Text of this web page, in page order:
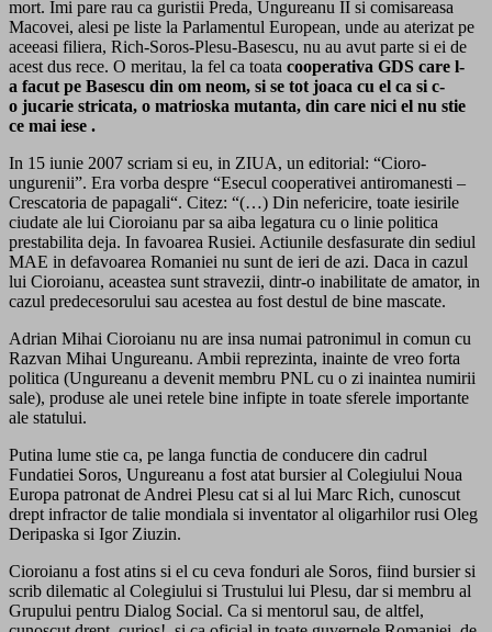
mort. Imi pare rau ca guristii Preda, Ungureanu II si comisareasa
Macovei, alesi pe liste la Parlamentul European, unde au aterizat pe
aceeasi filiera, Rich-Soros-Plesu-Basescu, nu au avut parte si ei de
acest dus rece. O meritau, la fel ca toata cooperativa GDS care l-
a facut pe Basescu din om neom, si se tot joaca cu el ca si c-
o jucarie stricata, o matrioska mutanta, din care nici el nu stie
ce mai iese .
In 15 iunie 2007 scriam si eu, in ZIUA, un editorial: “Cioro-
ungurenii”. Era vorba despre “Esecul cooperativei antiromanesti –
Crescatoria de papagali“. Citez: “(…) Din nefericire, toate iesirile
ciudate ale lui Cioroianu par sa aiba legatura cu o linie politica
prestabilita deja. In favoarea Rusiei. Actiunile desfasurate din sediul
MAE in defavoarea Romaniei nu sunt de ieri de azi. Daca in cazul
lui Cioroianu, aceastea sunt stravezii, dintr-o inabilitate de amator, in
cazul predecesorului sau acestea au fost destul de bine mascate.
Adrian Mihai Cioroianu nu are insa numai patronimul in comun cu
Razvan Mihai Ungureanu. Ambii reprezinta, inainte de vreo forta
politica (Ungureanu a devenit membru PNL cu o zi inaintea numirii
sale), produse ale unei retele bine infipte in toate sferele importante
ale statului.
Putina lume stie ca, pe langa functia de conducere din cadrul
Fundatiei Soros, Ungureanu a fost atat bursier al Colegiului Noua
Europa patronat de Andrei Plesu cat si al lui Marc Rich, cunoscut
drept infractor de talie mondiala si inventator al oligarhilor rusi Oleg
Deripaska si Igor Ziuzin.
Cioroianu a fost atins si el cu ceva fonduri ale Soros, fiind bursier si
scrib dilematic al Colegiului si Trustului lui Plesu, dar si membru al
Grupului pentru Dialog Social. Ca si mentorul sau, de altfel,